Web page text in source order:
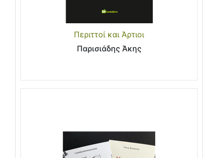
Περιττοί και Άρτιοι
Παρισιάδης Άκης